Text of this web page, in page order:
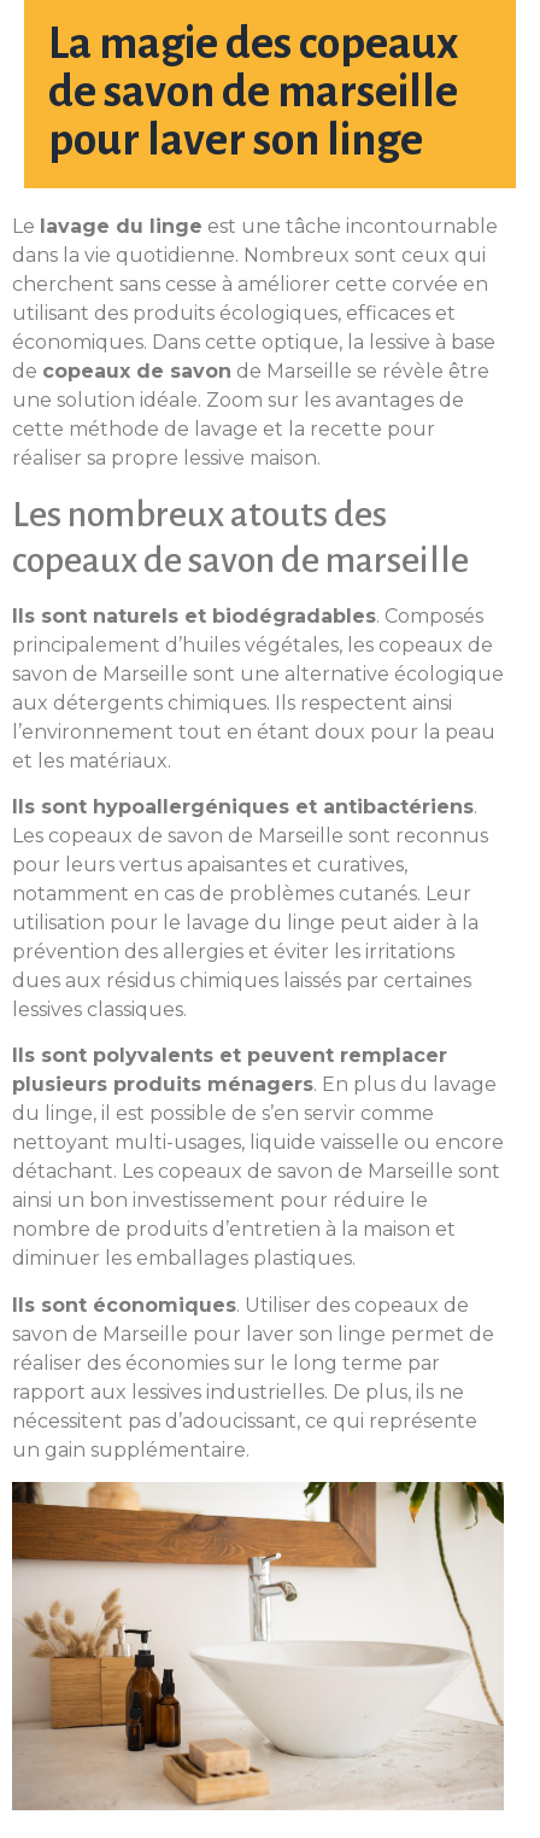
La magie des copeaux
de savon de marseille
pour laver son linge
Le lavage du linge est une tâche incontournable
dans la vie quotidienne. Nombreux sont ceux qui
cherchent sans cesse à améliorer cette corvée en
utilisant des produits écologiques, efficaces et
économiques. Dans cette optique, la lessive à base
de copeaux de savon de Marseille se révèle être
une solution idéale. Zoom sur les avantages de
cette méthode de lavage et la recette pour
réaliser sa propre lessive maison.
Les nombreux atouts des
copeaux de savon de marseille
Ils sont naturels et biodégradables. Composés
principalement d’huiles végétales, les copeaux de
savon de Marseille sont une alternative écologique
aux détergents chimiques. Ils respectent ainsi
l’environnement tout en étant doux pour la peau
et les matériaux.
Ils sont hypoallergéniques et antibactériens.
Les copeaux de savon de Marseille sont reconnus
pour leurs vertus apaisantes et curatives,
notamment en cas de problèmes cutanés. Leur
utilisation pour le lavage du linge peut aider à la
prévention des allergies et éviter les irritations
dues aux résidus chimiques laissés par certaines
lessives classiques.
Ils sont polyvalents et peuvent remplacer
plusieurs produits ménagers. En plus du lavage
du linge, il est possible de s’en servir comme
nettoyant multi-usages, liquide vaisselle ou encore
détachant. Les copeaux de savon de Marseille sont
ainsi un bon investissement pour réduire le
nombre de produits d’entretien à la maison et
diminuer les emballages plastiques.
Ils sont économiques. Utiliser des copeaux de
savon de Marseille pour laver son linge permet de
réaliser des économies sur le long terme par
rapport aux lessives industrielles. De plus, ils ne
nécessitent pas d’adoucissant, ce qui représente
un gain supplémentaire.